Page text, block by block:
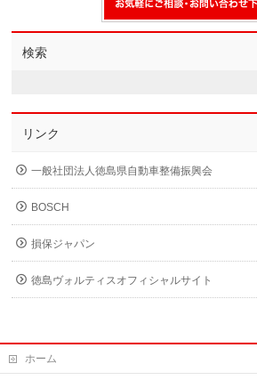
検索
リンク
一般社団法人徳島県自動車整備振興会
BOSCH
損保ジャパン
徳島ヴォルティスオフィシャルサイト
ホーム